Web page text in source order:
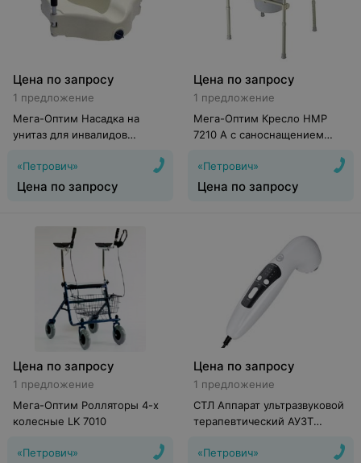
Цена по запросу
1 предложение
Мега-Оптим Насадка на
унитаз для инвалидов
«Петрович»
Цена по запросу
Цена по запросу
1 предложение
Мега-Оптим Кресло HMP
7210 A с саноснащением
«Петрович»
Цена по запросу
Цена по запросу
1 предложение
Мега-Оптим Ролляторы 4-х
колесные LK 7010
«Петрович»
Цена по запросу
1 предложение
СТЛ Аппарат ультразвуковой
терапевтический АУЗТ
«Петрович»